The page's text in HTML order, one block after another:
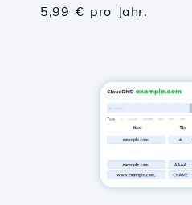
5,99 € pro Jahr.